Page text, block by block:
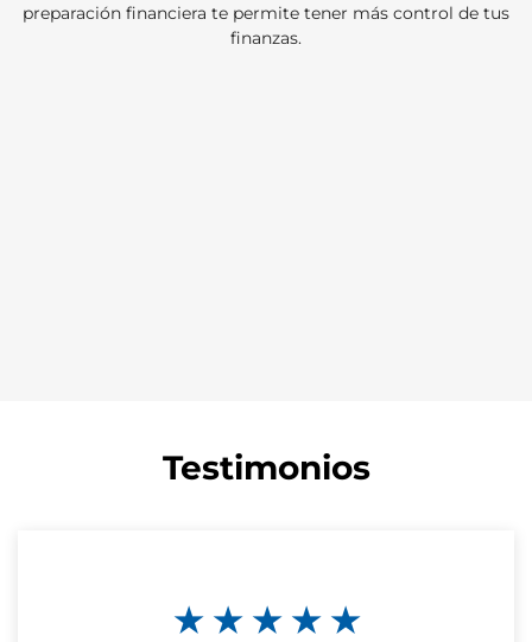
preparación financiera te permite tener más control de tus
finanzas.
Testimonios
★ ★ ★ ★ ★